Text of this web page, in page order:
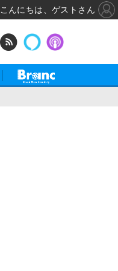
こんにちは、ゲストさん